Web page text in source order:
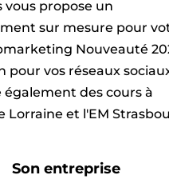
vous propose un
sur mesure pour
Nouveauté
pour vos réseaux
des cours à
Lorraine et l'EM
Son entreprise